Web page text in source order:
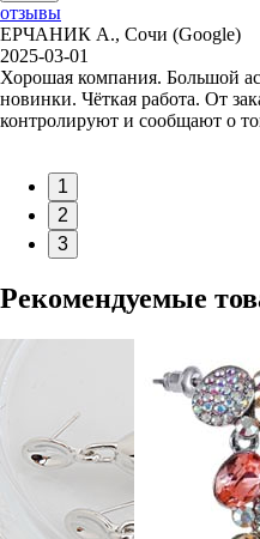
отзывы
ЕРЧАНИК А., Сочи (Google)
2025-03-01
Хорошая компания. Большой
новинки. Чёткая работа. От
контролируют и сообщают о
1
2
3
Рекомендуемые